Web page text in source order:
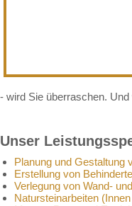
- wird Sie überraschen.
Unser
Planung und Gestaltung
Erstellung von
Verlegung von Wand-
Natursteinarbeiten